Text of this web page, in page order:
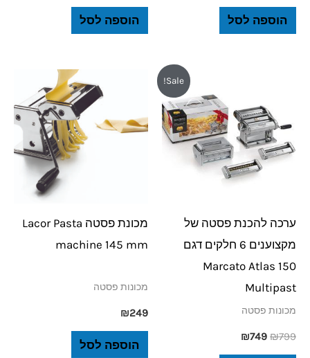
הוספה לסל הוספה לסל
Sale!
ערכה להכנת פסטה של
מקצוענים 6 חלקים דגם
Marcato Atlas 150
Multipast
מכונות פסטה
₪799
₪799.
₪749
הוא:
₪749.
מכונת פסטה Lacor Pasta
machine 145 mm
מכונות פסטה
₪249
הוספה לסל